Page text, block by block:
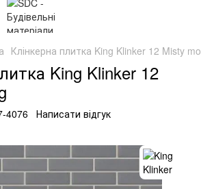
Клінкерна плитка King Klinker 12 Misty
King Klinker 12
4076 Написати відгук